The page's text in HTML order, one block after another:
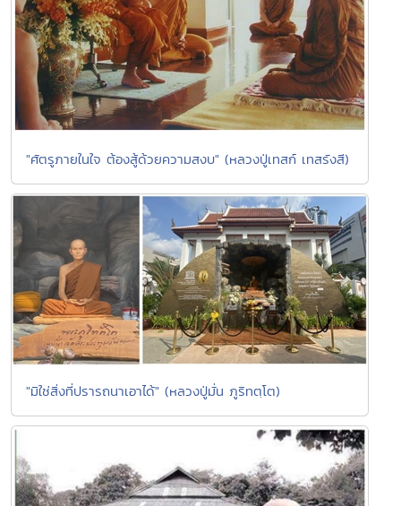
"ศัตรูภายในใจ ต้องสู้ด้วยความสงบ" (หลวงปู่เทสก์ เทสรังสี)
"มิใช่สิ่งที่ปรารถนาเอาได้" (หลวงปู่มั่น ภูริทตฺโต)